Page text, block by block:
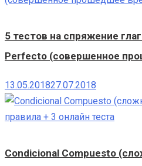
5 тестов на спряжение
Perfecto (совершенное
13.05.201827.07.2018
Condicional Compuesto